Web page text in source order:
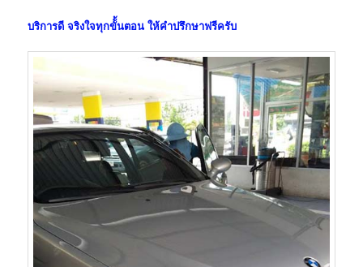
บริการดี จริงใจทุกขัั้นตอน ให้คำปรึกษาฟรีครับ